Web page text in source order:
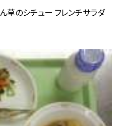
草のシチュー フレンチサラダ